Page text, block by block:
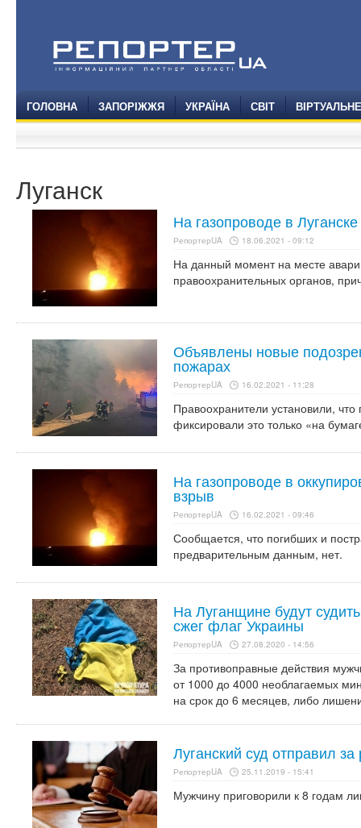
ГОЛОВНА ЗАПОРІЖЖЯ УКРАЇНА СВІТ
Луганск
На газопроводе в
РепортерUA 18.06.2021 - 09:12
На данный момент на месте
правоохранительных органов,
Объявлены новые
пожарах
РепортерUA 16.02.2021 - 11:28
Правоохранители установили,
фиксировали это только «на
На газопроводе в
взрыв
РепортерUA 16.02.2021 - 09:46
Сообщается, что погибших и
предварительным данным, нет.
На Луганщине будут
сжег флаг Украины
РепортерUA 27.08.2020 - 14:56
За противоправные действия
от 1000 до 4000 необлагаемых
на срок до 6 месяцев, либо
Луганский суд отправил
РепортерUA 25.11.2019 - 15:41
Мужчину приговорили к 8 годам